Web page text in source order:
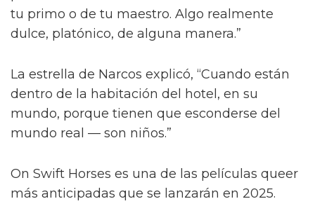
tu primo o de tu maestro. Algo realmente
dulce, platónico, de alguna manera.”
La estrella de Narcos explicó, “Cuando están
dentro de la habitación del hotel, en su
mundo, porque tienen que esconderse del
mundo real — son niños.”
On Swift Horses es una de las películas queer
más anticipadas que se lanzarán en 2025.